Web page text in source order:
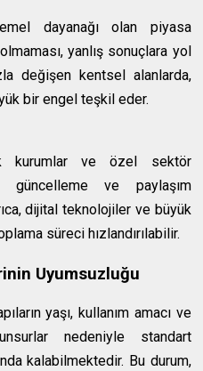
dayanağı olan piyasa
yanlış sonuçlara yol
değişen kentsel alanlarda,
bir engel teşkil eder.
kurumlar ve özel sektör
ve paylaşım
dijital teknolojiler ve büyük
süreci hızlandırılabilir.
Uyumsuzluğu
yaşı, kullanım amacı ve
nedeniyle standart
kalabilmektedir. Bu durum,